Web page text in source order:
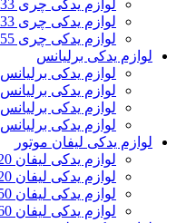
لوازم یدکی چری X33
لوازم یدکی چری X33 کراس
لوازم یدکی چری x55
لوازم یدکی برلیانس
لوازم یدکی برلیانس H220
لوازم یدکی برلیانس H230
لوازم یدکی برلیانس H320
لوازم یدکی برلیانس H330
لوازم یدکی لیفان موتور
لوازم یدکی لیفان 520
لوازم یدکی لیفان 620
لوازم یدکی لیفان x50
لوازم یدکی لیفان x60